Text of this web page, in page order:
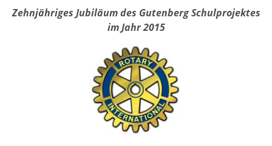
Zehnjähriges Jubiläum des Gutenberg Schulprojektes
im Jahr 2015